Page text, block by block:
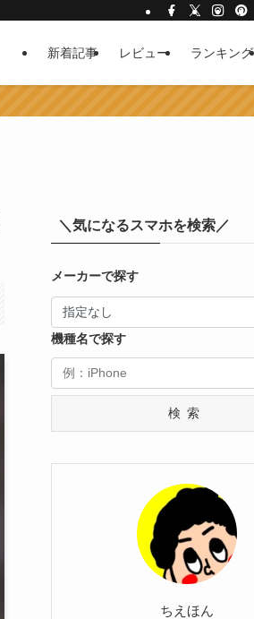
新着記事 レビュー ランキング
＼気になるスマホを検索／
メーカーで探す
機種名で探す
検索
ちえほん